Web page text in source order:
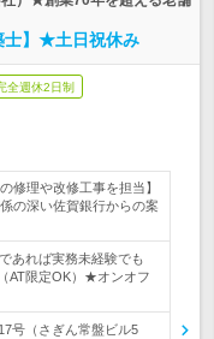
士】★土日祝休み
全週休2日制
修理や改修工事を担当】
の深い佐賀銀行からの案
あれば実務未経験でも
AT限定OK）★オンオフ
号（さぎん常盤ビル5